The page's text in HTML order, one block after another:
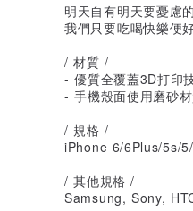
明天自有明天要憂慮
我們只要吃喝快樂便
/ 材質 /
- 優質全覆蓋3D打印
- 手機殼面使用磨砂
/ 規格 /
iPhone 6/6Plus/5s/
/ 其他規格 /
Samsung, Sony,